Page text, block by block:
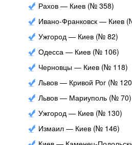
Рахов — Киев (№ 358)
Ивано-Франковск — Киев
Ужгород — Киев (№ 82)
Одесса — Киев (№ 106)
Черновцы — Киев (№ 118)
Львов — Кривой Рог (№
Львов — Мариуполь (№ 70)
Ужгород — Киев (№ 130)
Измаил — Киев (№ 146)